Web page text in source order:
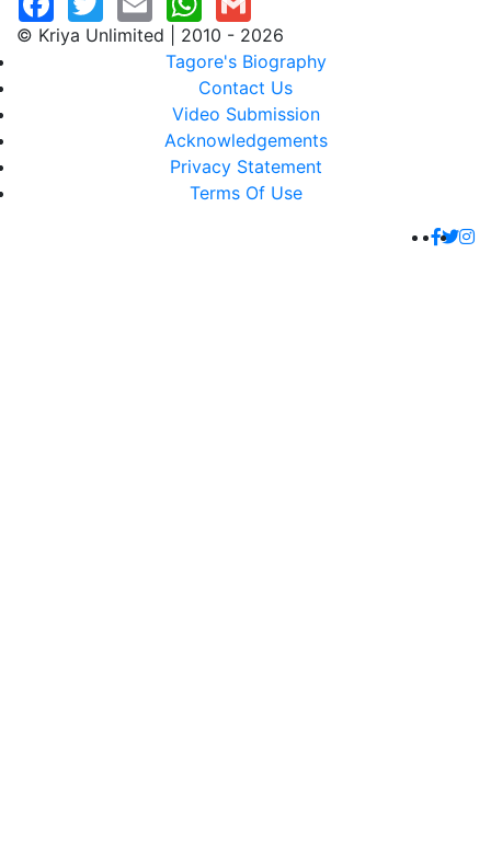
© Kriya Unlimited | 2010 - 2026
Tagore's Biography
Contact Us
Video Submission
Acknowledgements
Privacy Statement
Terms Of Use